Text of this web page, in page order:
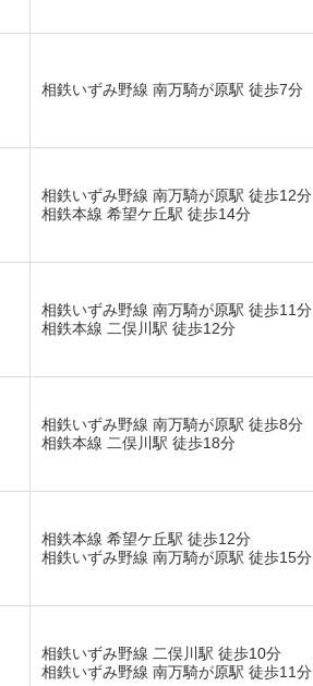
相鉄いずみ野線 南万騎が原駅 徒歩7分
相鉄いずみ野線 南万騎が原駅 徒歩12分
相鉄本線 希望ケ丘駅 徒歩14分
相鉄いずみ野線 南万騎が原駅 徒歩11分
相鉄本線 二俣川駅 徒歩12分
相鉄いずみ野線 南万騎が原駅 徒歩8分
相鉄本線 二俣川駅 徒歩18分
相鉄本線 希望ケ丘駅 徒歩12分
相鉄いずみ野線 南万騎が原駅 徒歩15分
相鉄いずみ野線 二俣川駅 徒歩10分
相鉄いずみ野線 南万騎が原駅 徒歩11分